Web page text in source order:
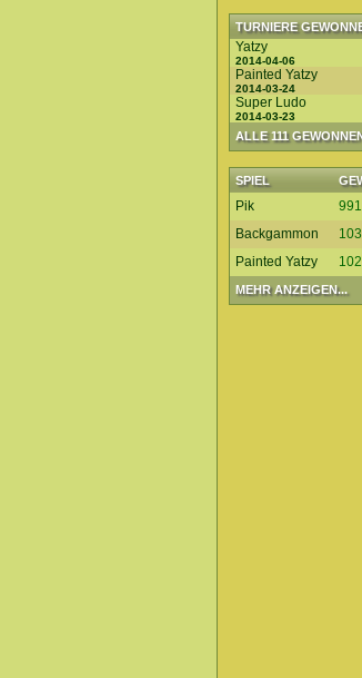
TURNIERE
ALLE 111
Yatzy
2014-04-06
Painted Yatzy
2014-03-24
Super Ludo
2014-03-23
SPIEL
MEHR ANZEIGEN...
Pik 991
Backgammon
Painted Yatzy